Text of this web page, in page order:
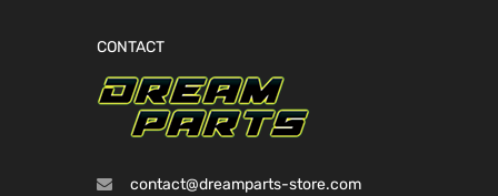
CONTACT
contact@dreamparts-store.com